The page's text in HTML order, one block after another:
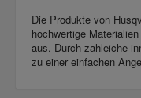
Die Produkte von
hochwertige
aus. Durch zahleiche
zu einer einfachen